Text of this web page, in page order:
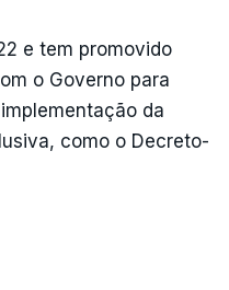
e tem promovido
o Governo para
da
como o Decreto-